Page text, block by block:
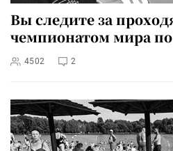
Вы следите за
чемпионатом мира по
4502 2